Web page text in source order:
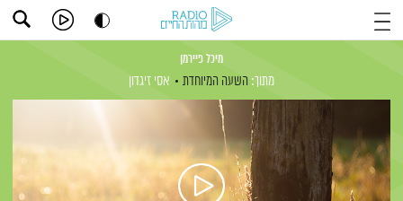
מיכל פיירמן
מתוך: השעה המיוחדת אסי זיגדון